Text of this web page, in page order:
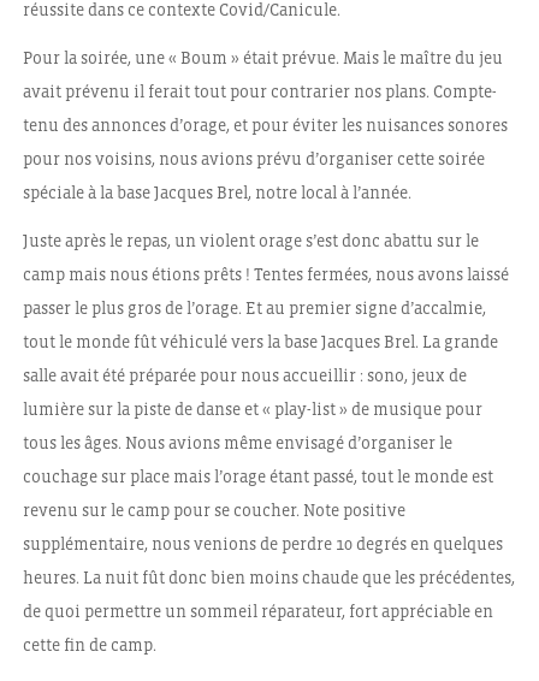
réussite dans ce contexte Covid/Canicule.
Pour la soirée, une « Boum » était prévue. Mais le maître du jeu
avait prévenu il ferait tout pour contrarier nos plans. Compte-
tenu des annonces d’orage, et pour éviter les nuisances sonores
pour nos voisins, nous avions prévu d’organiser cette soirée
spéciale à la base Jacques Brel, notre local à l’année.
Juste après le repas, un violent orage s’est donc abattu sur le
camp mais nous étions prêts ! Tentes fermées, nous avons laissé
passer le plus gros de l’orage. Et au premier signe d’accalmie,
tout le monde fût véhiculé vers la base Jacques Brel. La grande
salle avait été préparée pour nous accueillir : sono, jeux de
lumière sur la piste de danse et « play-list » de musique pour
tous les âges. Nous avions même envisagé d’organiser le
couchage sur place mais l’orage étant passé, tout le monde est
revenu sur le camp pour se coucher. Note positive
supplémentaire, nous venions de perdre 10 degrés en quelques
heures. La nuit fût donc bien moins chaude que les précédentes,
de quoi permettre un sommeil réparateur, fort appréciable en
cette fin de camp.